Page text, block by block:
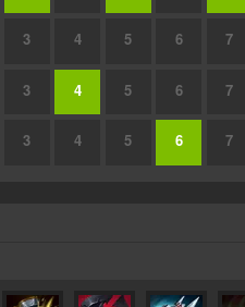
3 4 5 6 7
3 4 5 6 7
3 4 5 6 7